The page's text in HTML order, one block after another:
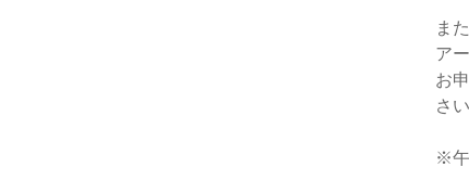
ま
ア
お
さい
※午